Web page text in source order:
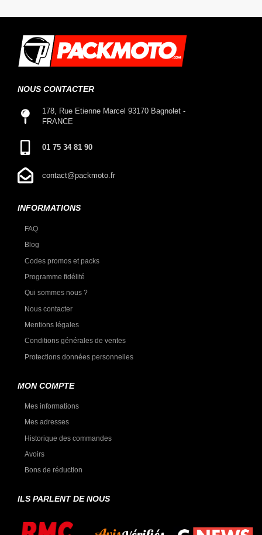
NOUS CONTACTER
178, Rue Etienne Marcel 93170 Bagnolet -
FRANCE
01 75 34 81 90
contact@packmoto.fr
INFORMATIONS
FAQ
Blog
Codes promos et packs
Programme fidélité
Qui sommes nous ?
Nous contacter
Mentions légales
Conditions générales de ventes
Protections données personnelles
MON COMPTE
Mes informations
Mes adresses
Historique des commandes
Avoirs
Bons de réduction
ILS PARLENT DE NOUS